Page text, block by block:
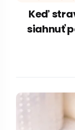
Keď
siahnuť